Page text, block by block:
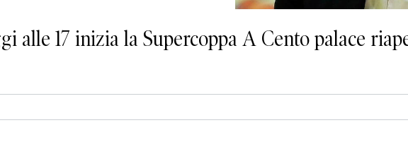
alle 17 inizia la Supercoppa A Cento palace